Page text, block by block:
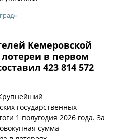
Кемеровской
в первом
423 814 572
государственных
1 полугодия 2026 года. За
сумма